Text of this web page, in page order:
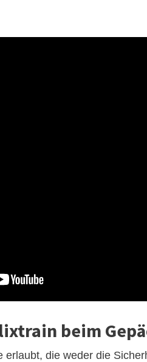
beim
erlaubt, die weder die